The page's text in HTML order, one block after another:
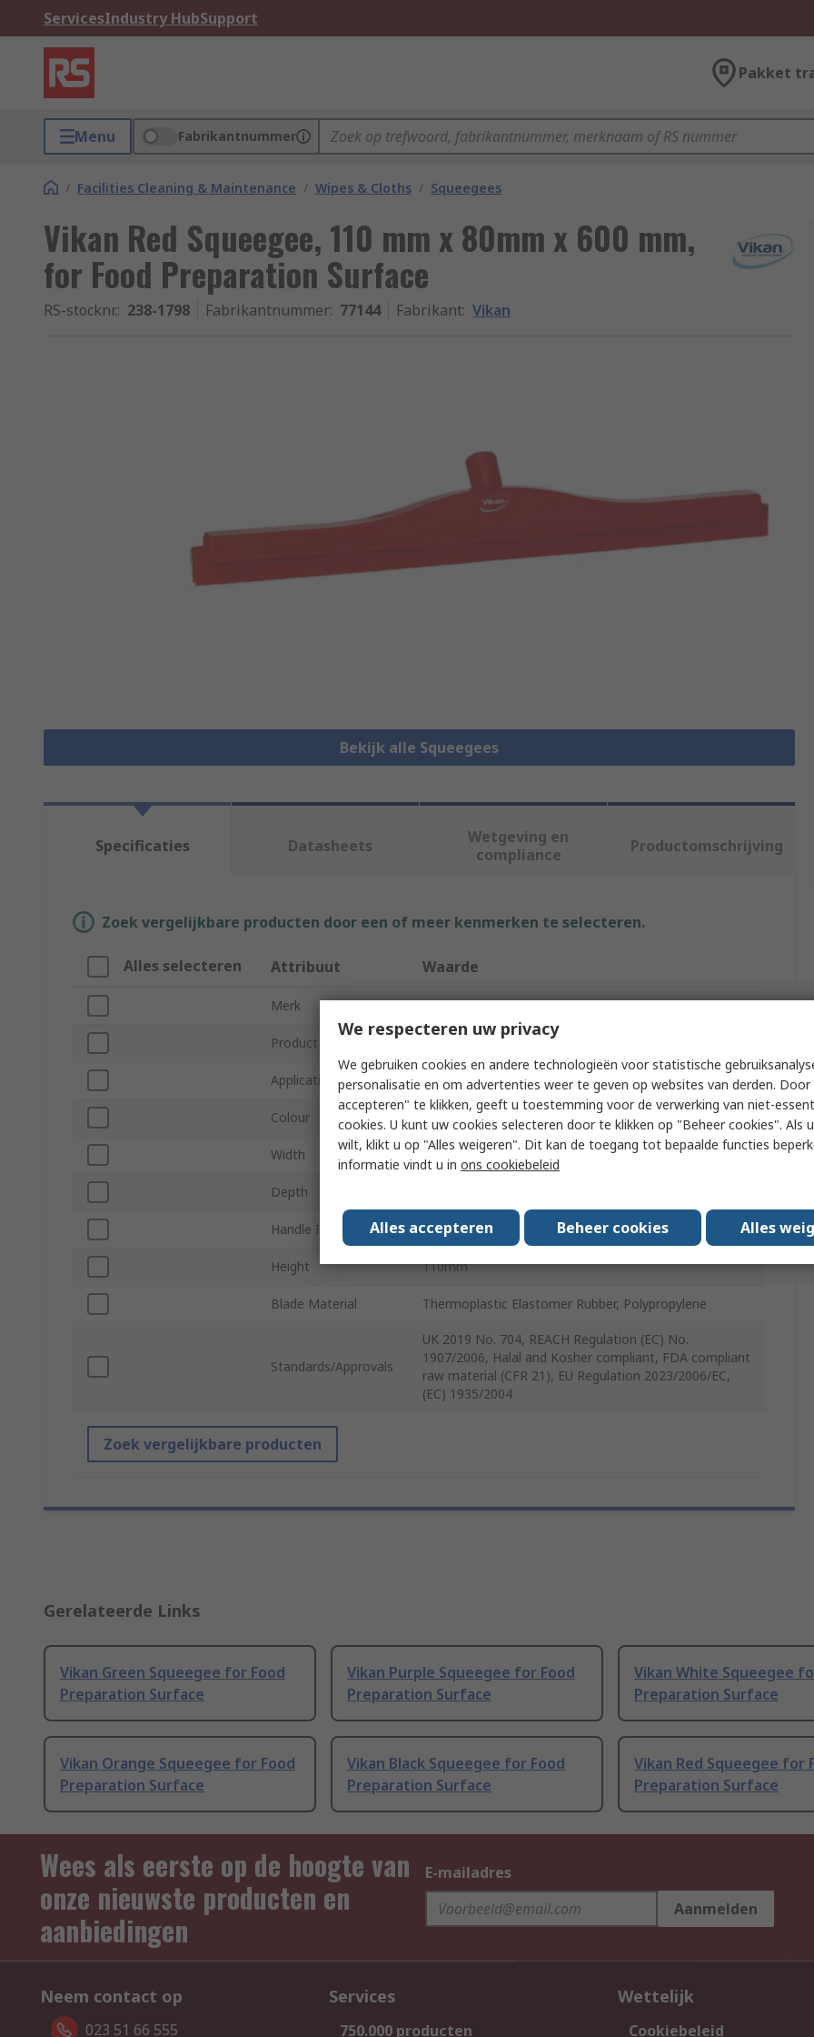
ServicesIndustry HubSupport
Pakket
Menu Fabrikantnummer
/ Facilities Cleaning & Maintenance / Wipes & Cloths / Squeegees
Vikan Red Squeegee, 110 mm x 80mm x 600 mm,
for Food Preparation Surface
RS-stocknr.: 238-1798 Fabrikantnummer: 77144 Fabrikant: Vikan
Bekijk alle Squeegees
Specificaties Datasheets
Wetgeving en
compliance
Productomschrijving
Zoek vergelijkbare producten door een of meer kenmerken te selecteren.
Alles selecteren Attribuut Waarde
Merk Vikan
Product Type
Application Food Preparation Surface
Colour Red
Width 80mm
Depth
Handle Included Yes
Height 110mm
Blade Material Thermoplastic Elastomer Rubber, Polypropylene
Standards/Approvals
UK 2019 No. 704, REACH Regulation (EC) No.
1907/2006, Halal and Kosher compliant, FDA compliant
raw material (CFR 21), EU Regulation 2023/2006/EC,
(EC) 1935/2004
Zoek vergelijkbare producten
Gerelateerde Links
Vikan Green Squeegee for Food
Preparation Surface
Vikan Purple Squeegee for Food
Preparation Surface
Vikan White Squeegee
Preparation Surface
Vikan Orange Squeegee for Food
Preparation Surface
Vikan Black Squeegee for Food
Preparation Surface
Vikan Red Squeegee for
Preparation Surface
Wees als eerste op de hoogte van
onze nieuwste producten en
aanbiedingen
E-mailadres
Aanmelden
Neem contact op
023 51 66 555
Services
750.000 producten
Wettelijk
Cookiebeleid
We respecteren uw privacy
We gebruiken cookies en andere technologieën voor statistische
personalisatie en om advertenties weer te geven op websites van derden. Door
accepteren" te klikken, geeft u toestemming voor de verwerking van niet-
cookies. U kunt uw cookies selecteren door te klikken op "Beheer cookies". Als
wilt, klikt u op "Alles weigeren". Dit kan de toegang tot bepaalde functies
informatie vindt u in ons cookiebeleid
Alles accepteren Beheer cookies Alles